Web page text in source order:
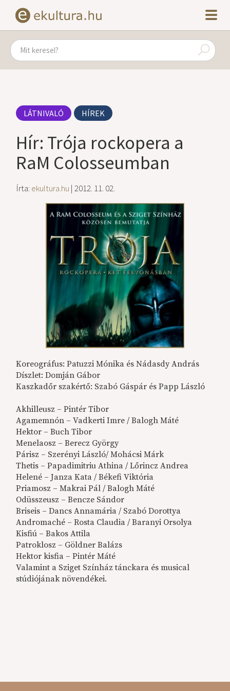
LÁTNIVALÓ HÍREK
Hír: Trója rockopera a
RaM Colosseumban
Írta: ekultura.hu | 2012. 11. 02.
Koreográfus: Patuzzi Mónika és Nádasdy András
Díszlet: Domján Gábor
Kaszkadőr szakértő: Szabó Gáspár és Papp László
Akhilleusz – Pintér Tibor
Agamemnón – Vadkerti Imre / Balogh Máté
Hektor – Buch Tibor
Menelaosz – Berecz György
Párisz – Szerényi László/ Mohácsi Márk
Thetis – Papadimitriu Athina / Lőrincz Andrea
Helené – Janza Kata / Békefi Viktória
Priamosz – Makrai Pál / Balogh Máté
Odüsszeusz – Bencze Sándor
Briseis – Dancs Annamária / Szabó Dorottya
Andromaché – Rosta Claudia / Baranyi Orsolya
Kisfiú – Bakos Attila
Patroklosz – Göldner Balázs
Hektor kisfia – Pintér Máté
Valamint a Sziget Színház tánckara és musical
stúdiójának növendékei.